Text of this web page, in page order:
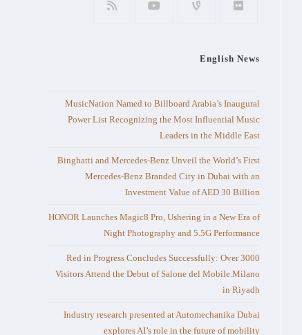
English News
MusicNation Named to Billboard Arabia’s Inaugural
Power List Recognizing the Most Influential Music
Leaders in the Middle East
Binghatti and Mercedes-Benz Unveil the World’s First
Mercedes-Benz Branded City in Dubai with an
Investment Value of AED 30 Billion
HONOR Launches Magic8 Pro, Ushering in a New Era of
Night Photography and 5.5G Performance
Red in Progress Concludes Successfully: Over 3000
Visitors Attend the Debut of Salone del Mobile.Milano
in Riyadh
Industry research presented at Automechanika Dubai
explores AI’s role in the future of mobility